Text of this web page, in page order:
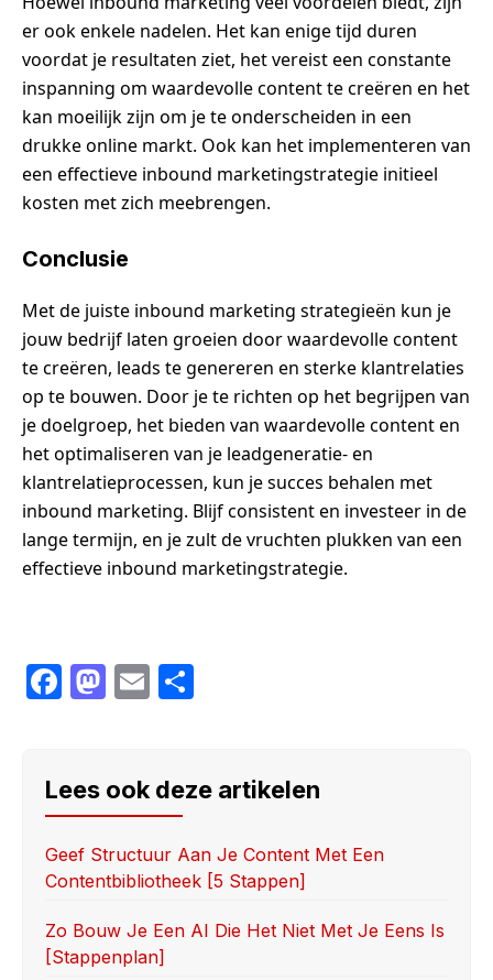
er ook enkele nadelen. Het kan enige tijd duren
voordat je resultaten ziet, het vereist een constante
inspanning om waardevolle content te creëren en het
kan moeilijk zijn om je te onderscheiden in een
drukke online markt. Ook kan het implementeren van
een effectieve inbound marketingstrategie initieel
kosten met zich meebrengen.
Conclusie
Met de juiste inbound marketing strategieën kun je
jouw bedrijf laten groeien door waardevolle content
te creëren, leads te genereren en sterke klantrelaties
op te bouwen. Door je te richten op het begrijpen van
je doelgroep, het bieden van waardevolle content en
het optimaliseren van je leadgeneratie- en
klantrelatieprocessen, kun je succes behalen met
inbound marketing. Blijf consistent en investeer in de
lange termijn, en je zult de vruchten plukken van een
effectieve inbound marketingstrategie.
F
e
b
o
o
k
M
o
d
o
n
E
e
Lees ook deze artikelen
Geef Structuur Aan Je Content Met Een
Contentbibliotheek [5 Stappen]
Zo Bouw Je Een AI Die Het Niet Met Je Eens Is
[stappenplan]